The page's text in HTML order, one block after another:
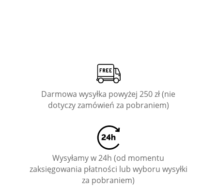
Darmowa wysyłka powyżej 250 zł (nie
dotyczy zamówień za pobraniem)
Wysyłamy w 24h (od momentu
zaksięgowania płatności lub wyboru wysyłki
za pobraniem)